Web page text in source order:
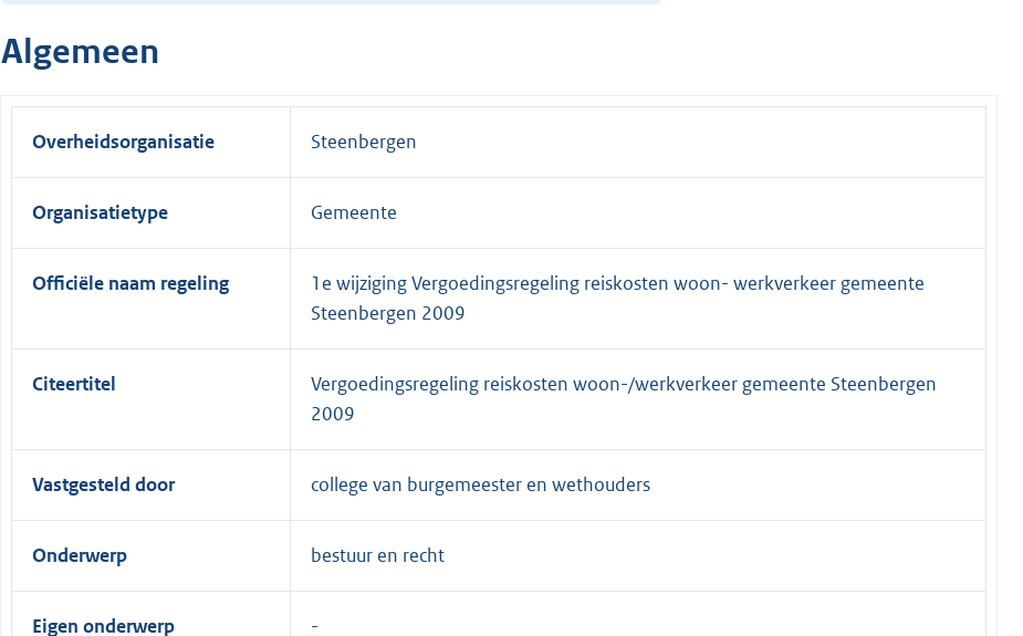
Algemeen
Overheidsorganisatie Steenbergen
Organisatietype Gemeente
Officiële naam regeling
1e wijziging Vergoedingsregeling reiskosten woon- werkverkeer gemeente
Steenbergen 2009
Citeertitel
Vergoedingsregeling reiskosten woon-/werkverkeer gemeente Steenbergen
2009
Vastgesteld door college van burgemeester en wethouders
Onderwerp bestuur en recht
Eigen onderwerp